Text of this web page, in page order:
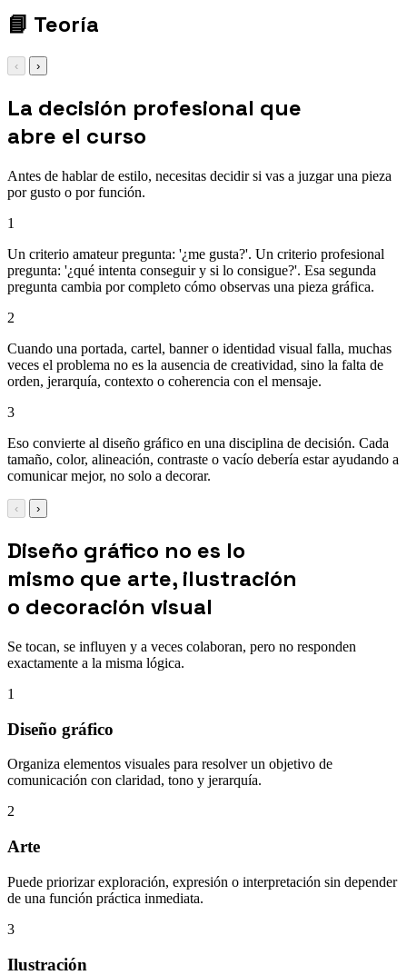
📘 Teoría
‹ ›
La decisión profesional que
abre el curso
Antes de hablar de estilo, necesitas decidir si vas a juzgar una pieza
por gusto o por función.
1
Un criterio amateur pregunta: '¿me gusta?'. Un criterio profesional
pregunta: '¿qué intenta conseguir y si lo consigue?'. Esa segunda
pregunta cambia por completo cómo observas una pieza gráfica.
2
Cuando una portada, cartel, banner o identidad visual falla, muchas
veces el problema no es la ausencia de creatividad, sino la falta de
orden, jerarquía, contexto o coherencia con el mensaje.
3
Eso convierte al diseño gráfico en una disciplina de decisión. Cada
tamaño, color, alineación, contraste o vacío debería estar ayudando a
comunicar mejor, no solo a decorar.
‹ ›
Diseño gráfico no es lo
mismo que arte, ilustración
o decoración visual
Se tocan, se influyen y a veces colaboran, pero no responden
exactamente a la misma lógica.
1
Diseño gráfico
Organiza elementos visuales para resolver un objetivo de
comunicación con claridad, tono y jerarquía.
2
Arte
Puede priorizar exploración, expresión o interpretación sin depender
de una función práctica inmediata.
3
Ilustración